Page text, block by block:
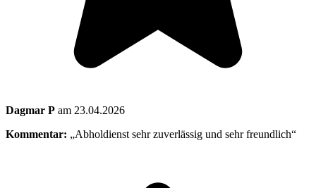
Dagmar P am 23.04.2026
Kommentar: „Abholdienst sehr zuverlässig und sehr freundlich“